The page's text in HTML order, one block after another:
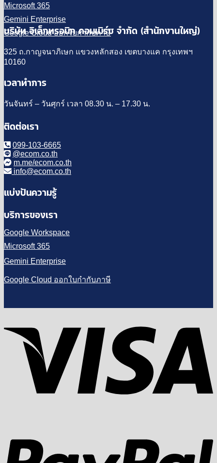
Microsoft 365
Gemini Enterprise
Google Cloud ออกใบกำกับภาษี
บริษัท อิเล็กทรอนิก คอมเมิร์ซ จำกัด (สำนักงานใหญ่)
325 ถ.กาญจนาภิเษก แขวงหลักสอง เขตบางแค กรุงเทพฯ
10160
เวลาทำการ
วันจันทร์ – วันศุกร์ เวลา 08.30 น. – 17.30 น.
ติดต่อเรา
099-103-6665
@ecom.co.th
m.me/ecom.co.th
info@ecom.co.th
แบ่งปันความรู้
บริการของเรา
Google Workspace
Microsoft 365
Gemini Enterprise
Google Cloud ออกใบกำกับภาษี